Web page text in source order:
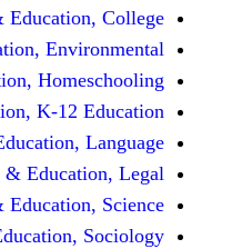
Reference &
Reference & Education,
Reference & Education,
Reference & Education, K-
Reference &
Reference &
Reference &
Reference &